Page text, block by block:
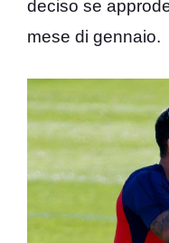
deciso se
mese di gennaio.